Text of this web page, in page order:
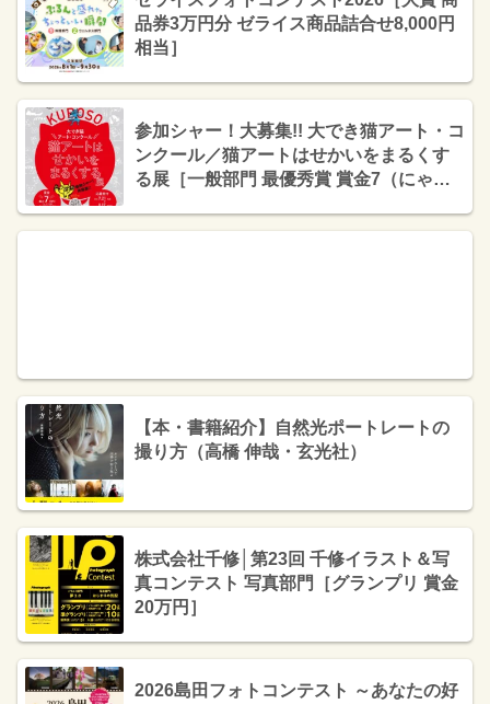
品券3万円分 ゼライス商品詰合せ8,000円
相当］
参加シャー！大募集!! 大でき猫アート・コ
ンクール／猫アートはせかいをまるくす
る展［一般部門 最優秀賞 賞金7（にゃに
【本・書籍紹介】自然光ポートレートの
撮り方（高橋 伸哉・玄光社）
株式会社千修│第23回 千修イラスト＆写
真コンテスト 写真部門［グランプリ 賞金
20万円］
2026島田フォトコンテスト ～あなたの好